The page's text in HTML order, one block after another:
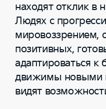
находят отклик в
Людях с
мировоззрением,
позитивных,
адаптироваться
движимы новыми
видят